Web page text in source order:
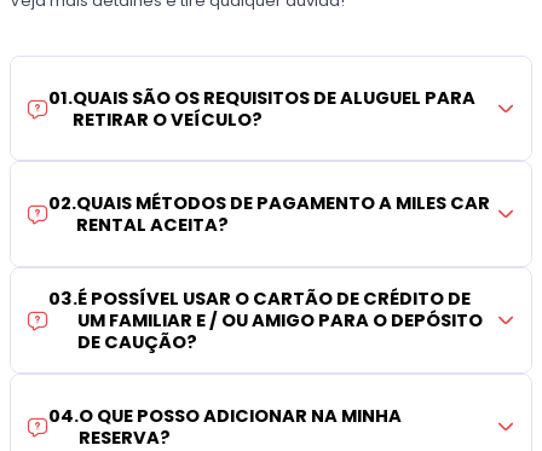
01.QUAIS SÃO OS REQUISITOS DE ALUGUEL PARA
RETIRAR O VEÍCULO?
02.QUAIS MÉTODOS DE PAGAMENTO A MILES CAR
RENTAL ACEITA?
03.É POSSÍVEL USAR O CARTÃO DE CRÉDITO DE
UM FAMILIAR E / OU AMIGO PARA O DEPÓSITO
DE CAUÇÃO?
04.O QUE POSSO ADICIONAR NA MINHA
RESERVA?